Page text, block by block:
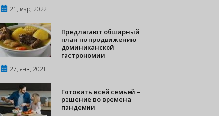
21, мар, 2022
Предлагают обширный
план по продвижению
доминиканской
гастрономии
27, янв, 2021
Готовить всей семьей –
решение во времена
пандемии